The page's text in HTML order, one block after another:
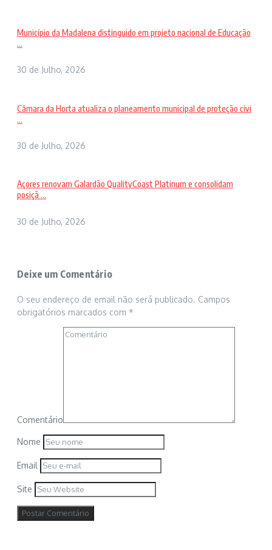
Município da Madalena distinguido em projeto nacional de Educação
...
30 de Julho, 2026
Câmara da Horta atualiza o planeamento municipal de proteção civi
...
30 de Julho, 2026
Açores renovam Galardão QualityCoast Platinum e consolidam
posiçã ...
30 de Julho, 2026
Deixe um Comentário
O seu endereço de email não será publicado. Campos
obrigatórios marcados com *
Comentário
Nome
Email
Site